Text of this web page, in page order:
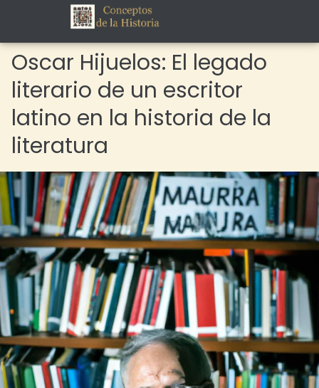
Oscar Hijuelos: El legado
literario de un escritor
latino en la historia de la
literatura